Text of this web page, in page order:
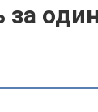
за